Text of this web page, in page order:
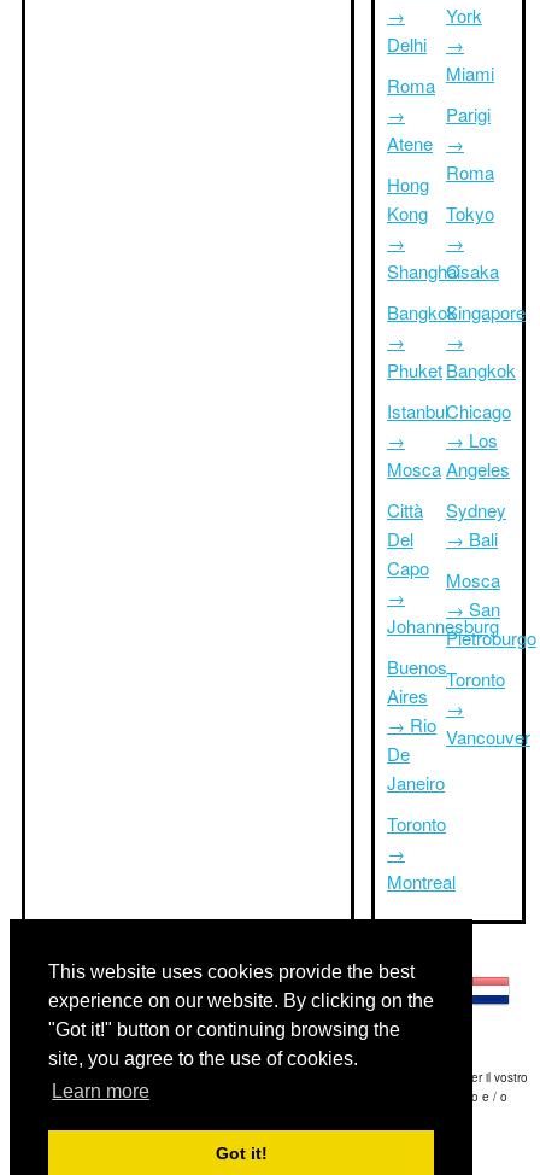
This website uses cookies provide the best
experience on our website. By clicking on the
"Got it!" button or continuing browsing the
site, you agree to the use of cookies.
Learn more
Got it!
→
Delhi
Roma
→
Atene
Hong
Kong
→
Shanghai
Bangkok
→
Phuket
Istanbul
→
Mosca
Città
Del
Capo
→
Johannesburg
Buenos
Aires
→ Rio
De
Janeiro
Toronto
→
Montreal
York
→
Miami
Parigi
→
Roma
Tokyo
→
Osaka
Singapore
→
Bangkok
Chicago
→ Los
Angeles
Sydney
→ Bali
Mosca
→ San
Pietroburgo
Toronto
→
Vancouver
Disclaimer: Le informazioni visualizzate su questo sito è la nostra migliore stima e per il vostro
riferimento soltanto.Triptimeto.com non è responsabile di eventuali ritardi viaggio e / o